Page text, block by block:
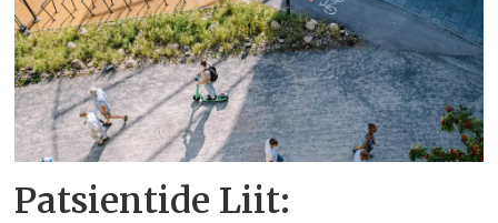
Patsientide Liit: